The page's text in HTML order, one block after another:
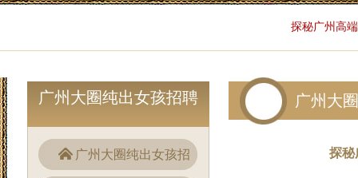
探秘广州高
广州大圈纯出女孩招聘
广州大圈纯出女孩招
广州大
探秘